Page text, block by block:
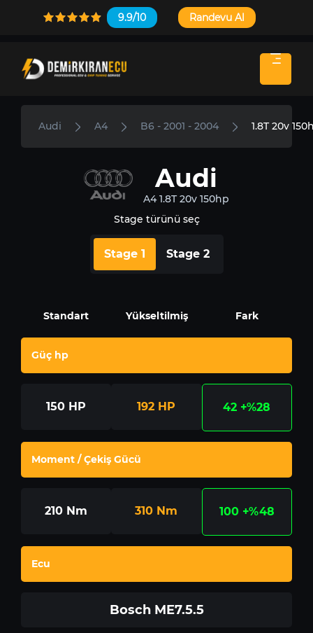
9.9/10 Randevu Al
Audi A4 B6 - 2001 - 2004 1.8T 20v
Audi
A4 1.8T 20v 150hp
Stage türünü seç
Stage 1 Stage 2
Standart Yükseltilmiş Fark
Güç hp
150 HP 192 HP 42 +%28
Moment / Çekiş Gücü
210 Nm 310 Nm 100 +%48
Ecu
Bosch ME7.5.5